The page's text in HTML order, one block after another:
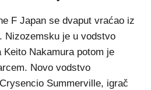
F Japan se dvaput vraćao iz
Nizozemsku je u vodstvo
Nakamura potom je
Novo vodstvo
Summerville, igrač